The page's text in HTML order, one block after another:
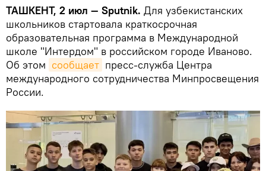
ТАШКЕНТ, 2 июл — Sputnik. Для узбекистанских
школьников стартовала краткосрочная
образовательная программа в Международной
школе "Интердом" в российском городе Иваново.
Об этом сообщает пресс-служба Центра
международного сотрудничества Минпросвещения
России.